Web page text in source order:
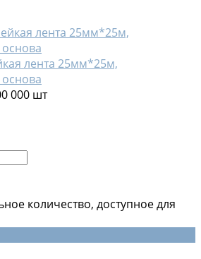
лента 25мм*25м,
000 шт
количество, доступное для